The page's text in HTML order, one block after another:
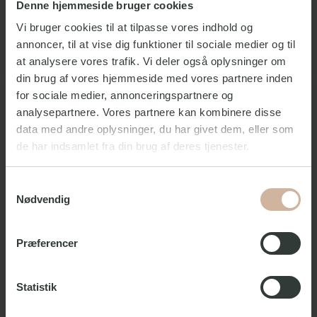
Denne hjemmeside bruger cookies
Vi bruger cookies til at tilpasse vores indhold og
annoncer, til at vise dig funktioner til sociale medier og til
at analysere vores trafik. Vi deler også oplysninger om
din brug af vores hjemmeside med vores partnere inden
for sociale medier, annonceringspartnere og
analysepartnere. Vores partnere kan kombinere disse
data med andre oplysninger, du har givet dem, eller som
de har indsamlet fra din brug af deres tjenester.
Nødvendig
Præferencer
Statistik
tonight's bingo hostesses! As always, they spread
put their hand in the bingo bag for this pride edition.
🌈
Läs mer